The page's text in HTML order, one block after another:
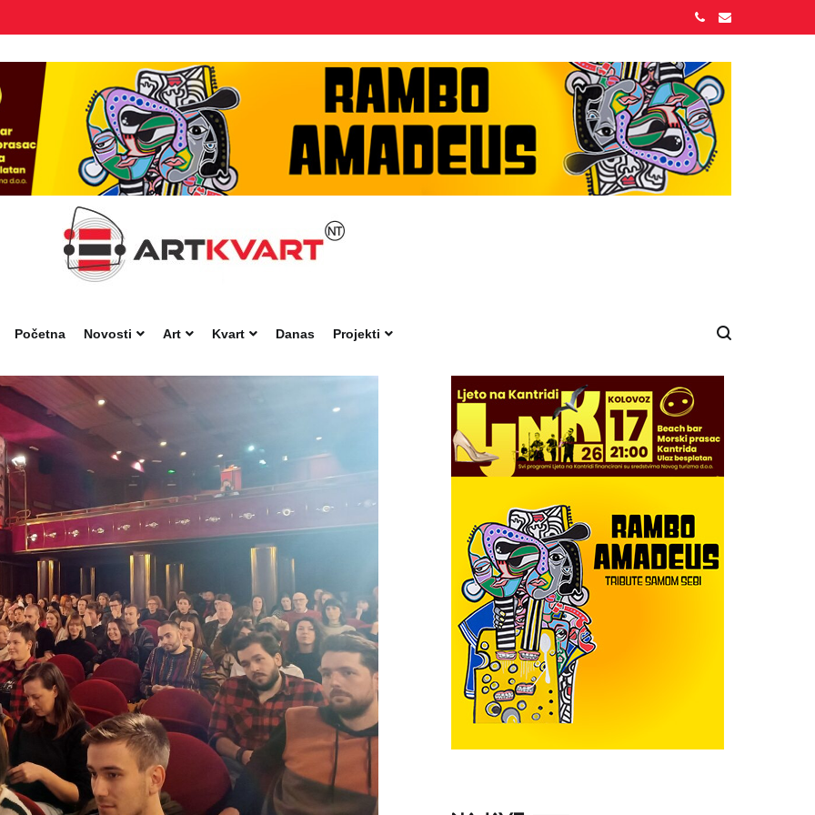
Početna
Novosti Art Kvart Danas Projekti